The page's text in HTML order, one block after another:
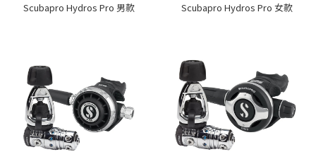
Scubapro Hydros Pro 男款 Scubapro Hydros Pro 女款